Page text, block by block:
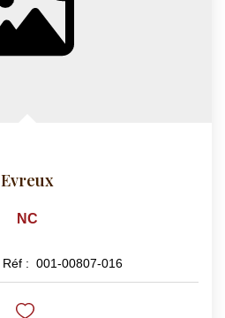
Evreux
NC
Réf : 001-00807-016